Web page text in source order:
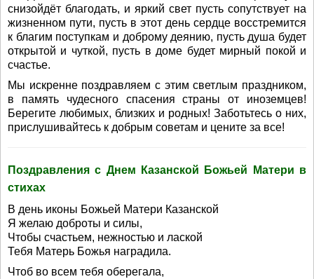
снизойдёт благодать, и яркий свет пусть сопутствует на
жизненном пути, пусть в этот день сердце восстремится
к благим поступкам и доброму деянию, пусть душа будет
открытой и чуткой, пусть в доме будет мирный покой и
счастье.
Мы искренне поздравляем с этим светлым праздником,
в память чудесного спасения страны от иноземцев!
Берегите любимых, близких и родных! Заботьтесь о них,
прислушивайтесь к добрым советам и цените за все!
Поздравления с Днем Казанской Божьей Матери в
стихах
В день иконы Божьей Матери Казанской
Я желаю доброты и силы,
Чтобы счастьем, нежностью и лаской
Тебя Матерь Божья наградила.
Чтоб во всем тебя оберегала,